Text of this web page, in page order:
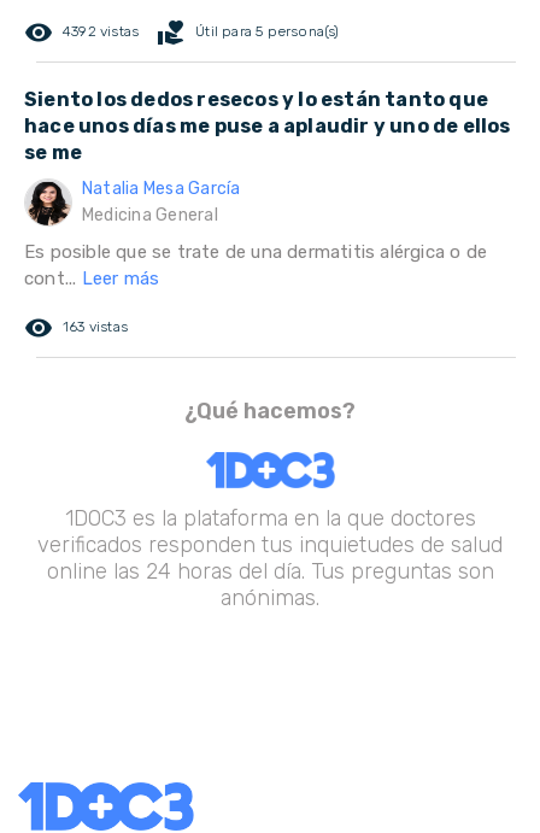
remove_red_eye 4392 vistas volunteer_activism Útil para 5 persona(s)
Siento los dedos resecos y lo están tanto que
hace unos días me puse a aplaudir y uno de ellos
se me
Natalia Mesa García
Medicina General
Es posible que se trate de una dermatitis alérgica o de
cont... Leer más
remove_red_eye 163 vistas
¿Qué hacemos?
1DOC3 es la plataforma en la que doctores
verificados responden tus inquietudes de salud
online las 24 horas del día. Tus preguntas son
anónimas.